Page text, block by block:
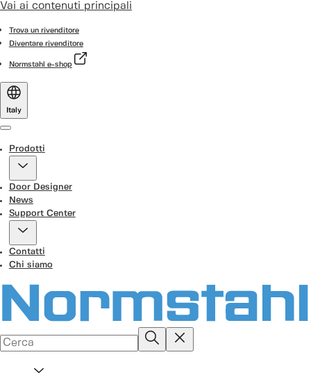
Vai ai contenuti principali
Trova un rivenditore
Diventare rivenditore
Normstahl e-shop
Italy
Prodotti
Door Designer
News
Support Center
Contatti
Chi siamo